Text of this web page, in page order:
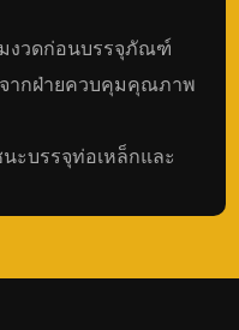
มงวดก่อนบรรจุภัณฑ์
จากฝ่ายควบคุมคุณภาพ
ะบรรจุท่อเหล็กและ